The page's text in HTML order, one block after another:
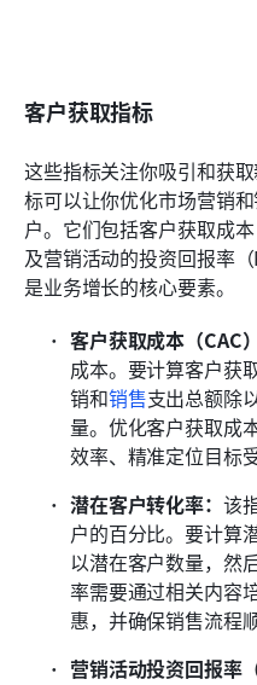
客户获取指标
这些指标关注你吸引和获
标可以让你优化市场营销
户。它们包括客户获取成本
及营销活动的投资回报率
是业务增长的核心要素。
客户获取成本（CAC
成本。要计算客户获
销和销售支出总额除
量。优化客户获取成
效率、精准定位目标
潜在客户转化率： 该
户的百分比。要计算
以潜在客户数量，然
率需要通过相关内容
惠，并确保销售流程
营销活动投资回报率